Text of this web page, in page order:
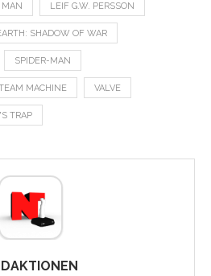
MAN LEIF G.W. PERSSON
SHADOW OF WAR
SPIDER-MAN
MACHINE VALVE
TRAP